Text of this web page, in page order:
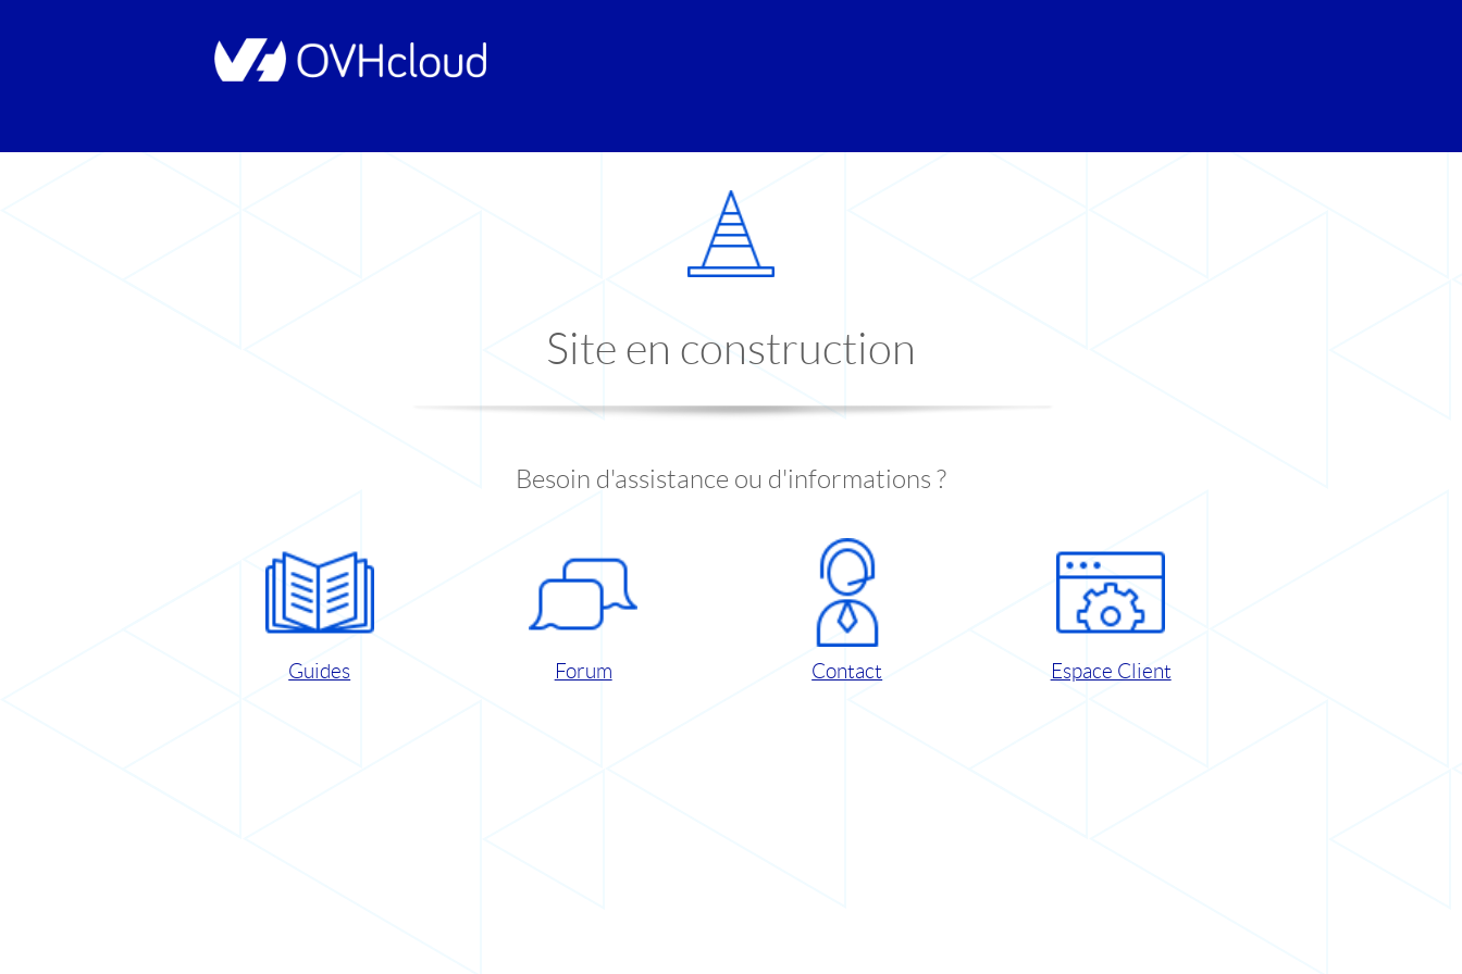
Site en construction
Besoin d'assistance ou d'informations ?
Guides Forum Contact Espace Client